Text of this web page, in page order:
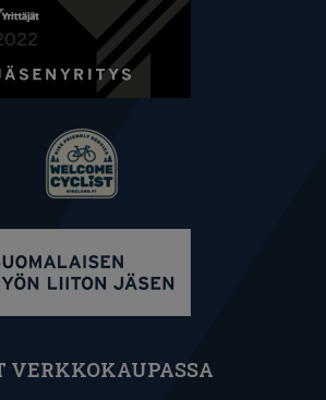
VERKKOKAUPASSA